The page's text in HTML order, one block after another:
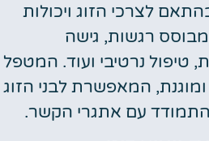
לצרכי הזוג ויכולות
מבוסס רגשות, גישה
טיפול נרטיבי ועוד. המטפל
המאפשרת לבני הזוג
עם אתגרי הקשר.